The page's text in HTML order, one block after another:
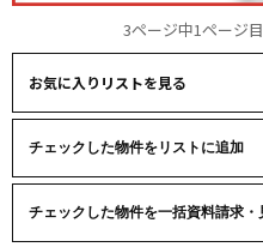
3ページ中1ページ目
お気に入りリストを見る